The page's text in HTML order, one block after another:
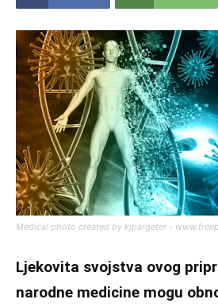
Medical photo created by kjpargeter -
Ljekovita svojstva ovog
narodne medicine mogu